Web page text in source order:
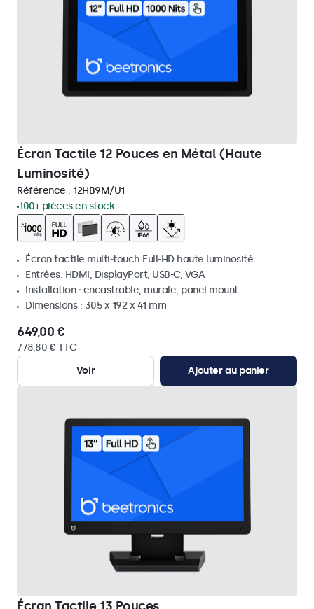
Écran Tactile 12 Pouces en Métal (Haute
Luminosité)
Référence : 12HB9M/U1
100+ pièces en stock
Écran tactile multi-touch Full-HD haute luminosité
Entrées: HDMI, DisplayPort, USB-C, VGA
Installation : encastrable, murale, panel mount
Dimensions : 305 x 192 x 41 mm
649,00 €
778,80 € TTC
Voir
Ajouter au panier